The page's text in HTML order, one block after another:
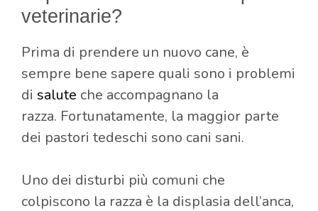
veterinarie?
Prima di prendere un nuovo cane, è
sempre bene sapere quali sono i problemi
di salute che accompagnano la
razza. Fortunatamente, la maggior parte
dei pastori tedeschi sono cani sani.
Uno dei disturbi più comuni che
colpiscono la razza è la displasia dell’anca,